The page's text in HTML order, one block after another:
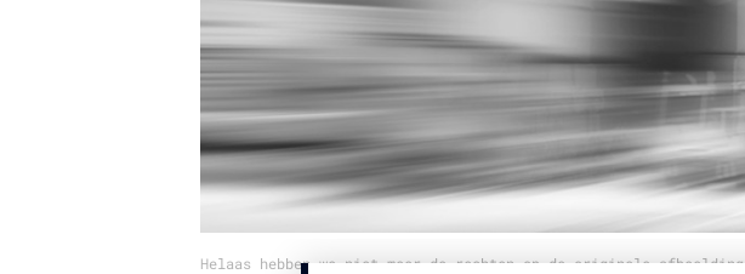
Helaas hebben we niet meer de rechten op de originele afbeelding